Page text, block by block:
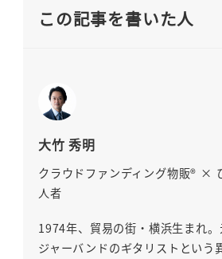
この記事を書いた人
大竹 秀明
クラウドファンディング物販® ×
人者
1974年、貿易の街・横浜生まれ。
ジャーバンドのギタリストという